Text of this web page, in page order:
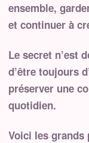
ensemble,
et continuer à
Le secret n’est
d’être toujours
préserver une
quotidien.
Voici les grands